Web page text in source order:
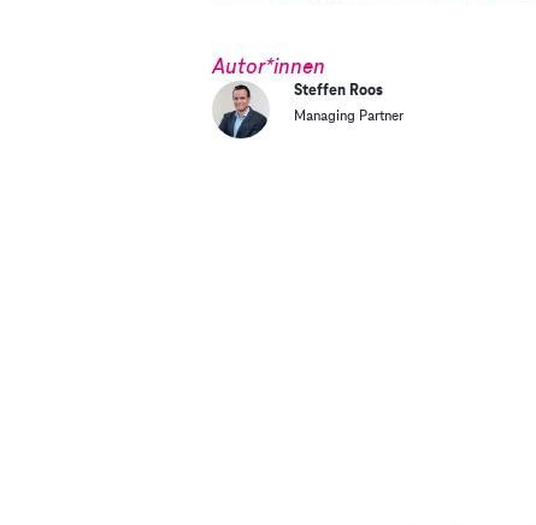
Autor*innen
Steffen Roos
Managing Partner